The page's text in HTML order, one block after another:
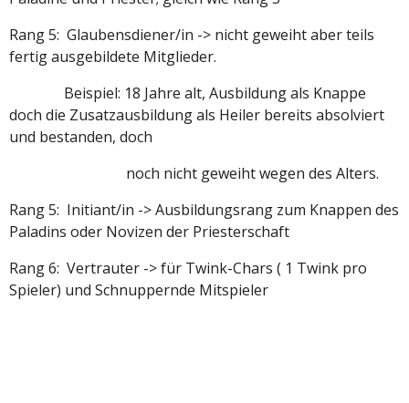
Rang 5: Glaubensdiener/in -> nicht geweiht aber teils
fertig ausgebildete Mitglieder.
Beispiel: 18 Jahre alt, Ausbildung als Knappe
doch die Zusatzausbildung als Heiler bereits absolviert
und bestanden, doch
noch nicht geweiht wegen des Alters.
Rang 5: Initiant/in -> Ausbildungsrang zum Knappen des
Paladins oder Novizen der Priesterschaft
Rang 6: Vertrauter -> für Twink-Chars ( 1 Twink pro
Spieler) und Schnuppernde Mitspieler